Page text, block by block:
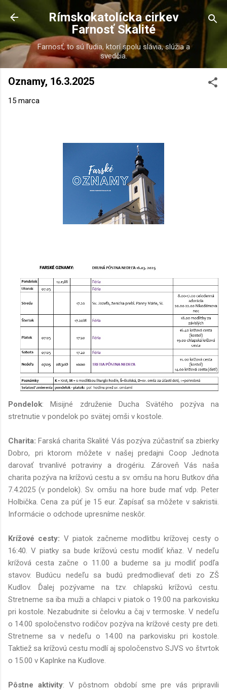
Preskočiť na hlavný obsah
Rímskokatolícka cirkev
Farnosť Skalité
Farnosť, to sú ľudia, ktorí spolu slávia, slúžia a
svedčia.
Oznamy, 16.3.2025
15 marca
Pondelok: Misijné združenie Ducha Svätého pozýva na
stretnutie v pondelok po svätej omši v kostole.
Charita:Farská charita Skalité Vás pozýva zúčastniť sa zbierky
Dobro, pri ktorom môžete v našej predajni Coop Jednota
darovať trvanlivé potraviny a drogériu. Zároveň Vás naša
charita pozýva na krížovú cestu a sv. omšu na horu Butkov dňa
7.4.2025 (v pondelok). Sv. omšu na hore bude mať vdp. Peter
Holbička. Cena za púť je 15 eur. Zapísať sa môžete v sakristii.
Informácie o odchode upresníme neskôr.
Krížové cesty: V piatok začneme modlitbu krížovej cesty o
16:40. V piatky sa bude krížovú cestu modliť kňaz. V nedeľu
krížová cesta začne o 11.00 a budeme sa ju modliť podľa
stavov. Budúcu nedeľu sa budú predmodlievať deti zo ZŠ
Kudlov. Ďalej pozývame na tzv. chlapskú krížovú cestu.
Stretneme sa iba muži a chlapci v piatok o 19:00 na parkovisku
pri kostole. Nezabudnite si čelovku a čaj v termoske. V nedeľu
o 14.00 spoločenstvo rodičov pozýva na krížové cesty pre deti.
Stretneme sa v nedeľu o 14.00 na parkovisku pri kostole.
Taktiež sa krížovú cestu modlí aj spoločenstvo SJVS vo štvrtok
o 15.00 v Kaplnke na Kudlove.
Pôstne aktivity: V pôstnom období sme pre vás pripravili